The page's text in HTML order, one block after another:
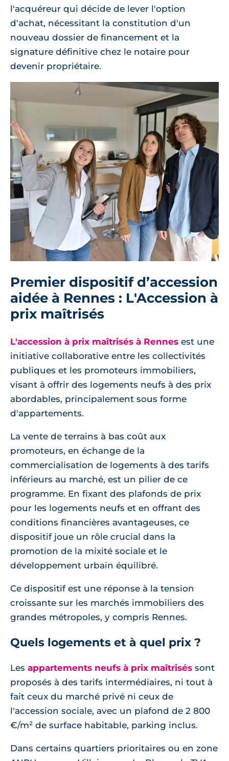
l'acquéreur qui décide de lever l'option
d'achat, nécessitant la constitution d'un
nouveau dossier de financement et la
signature définitive chez le notaire pour
devenir propriétaire.
Premier dispositif d’accession
aidée à Rennes : L'Accession à
prix maîtrisés
L'accession à prix maîtrisés à Rennes est une
initiative collaborative entre les collectivités
publiques et les promoteurs immobiliers,
visant à offrir des logements neufs à des prix
abordables, principalement sous forme
d'appartements.
La vente de terrains à bas coût aux
promoteurs, en échange de la
commercialisation de logements à des tarifs
inférieurs au marché, est un pilier de ce
programme. En fixant des plafonds de prix
pour les logements neufs et en offrant des
conditions financières avantageuses, ce
dispositif joue un rôle crucial dans la
promotion de la mixité sociale et le
développement urbain équilibré.
Ce dispositif est une réponse à la tension
croissante sur les marchés immobiliers des
grandes métropoles, y compris Rennes.
Quels logements et à quel prix ?
Les appartements neufs à prix maîtrisés sont
proposés à des tarifs intermédiaires, ni tout à
fait ceux du marché privé ni ceux de
l'accession sociale, avec un plafond de 2 800
€/m² de surface habitable, parking inclus.
Dans certains quartiers prioritaires ou en zone